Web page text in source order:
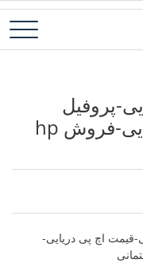
آلیاژی-لوله آلیاژی-نبشی
پروفیل
دریایی-قیمت اچ پی دریایی-فروش hp
قیمت اچ پی دریایی-